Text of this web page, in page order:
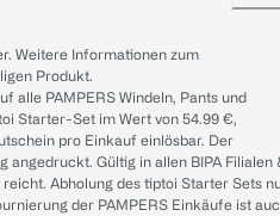
Weitere Informationen zum
Produkt.
alle PAMPERS Windeln, Pants und
Starter-Set im Wert von 54.99 €,
pro Einkauf einlösbar. Der
angedruckt. Gültig in allen BIPA Filialen
Abholung des tiptoi Starter Sets
der PAMPERS Einkäufe ist